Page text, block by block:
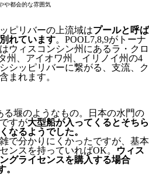
や都会的な雰囲気
ピリバーの上流域はプールと呼ば
れています。POOL7,8,9がトーナ
ウィスコンシン州にあるラ・クロ
州、アイオワ州、イリノイ州の4
シッピリバーに繋がる、支流、ク
まれます。
る堰のようなもの。日本の水門の
すが大型船が入ってくるとそちら
なるようでした。
で分かりにくかったですが、基本
ンスを持っていればOK。
ウィス
グライセンスを購入する場合
。